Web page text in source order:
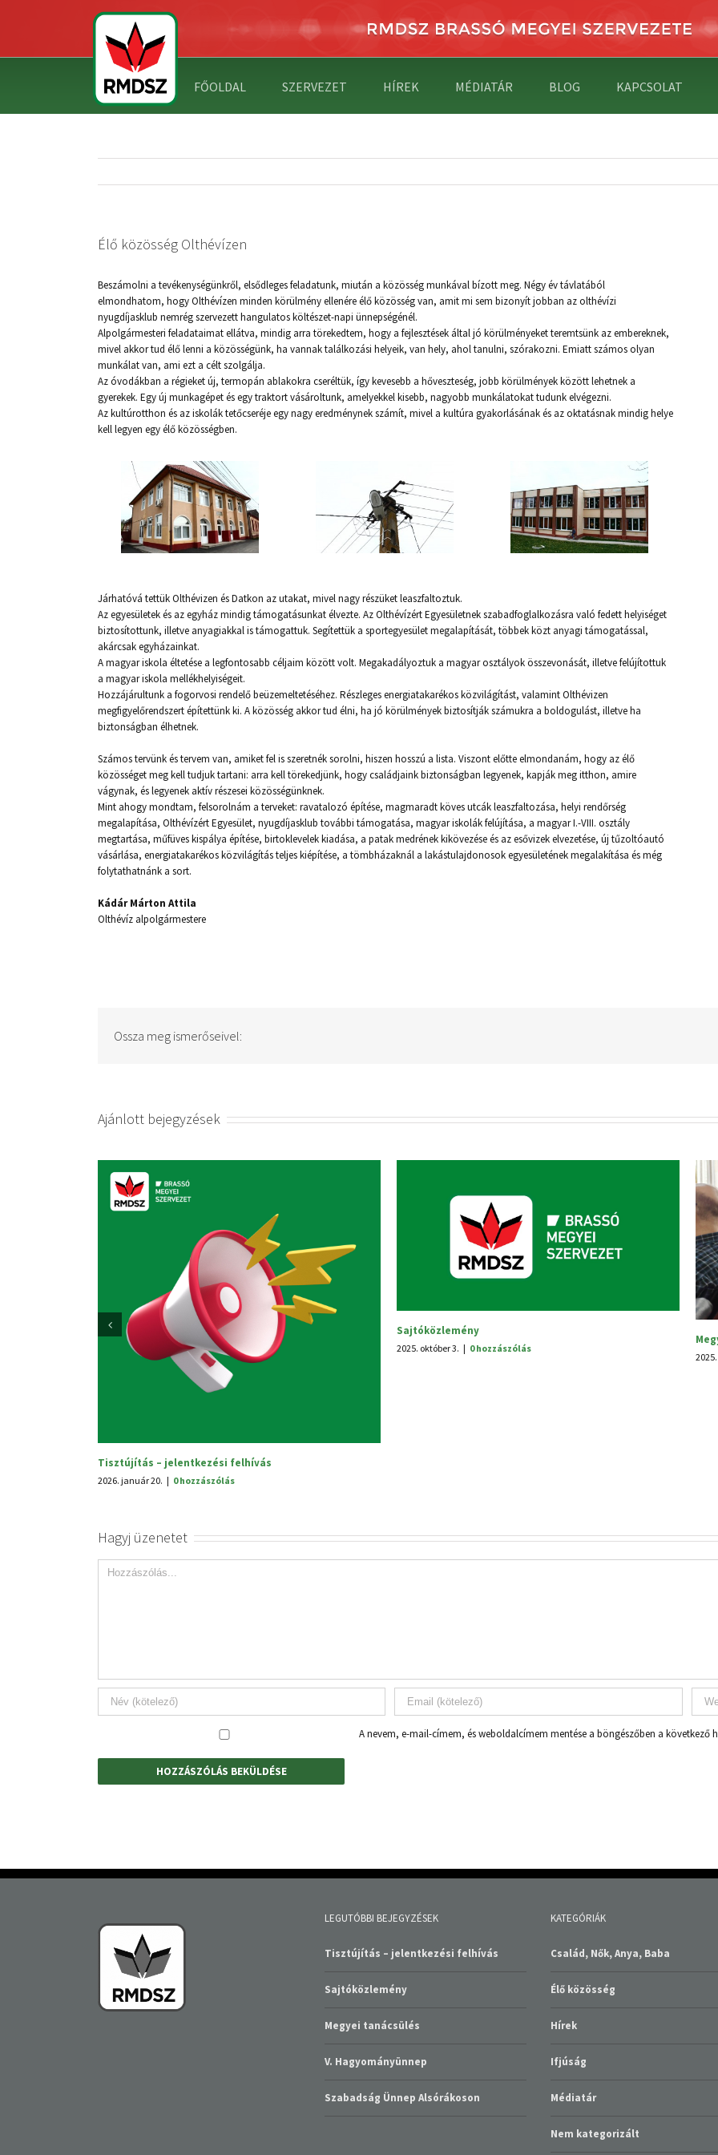
FŐOLDAL SZERVEZET HÍREK MÉDIATÁR BLOG KAPCSOLAT
Élő közösség Olthévízen
Beszámolni a tevékenységünkről, elsődleges feladatunk, miután a közösség munkával bízott meg. Négy év távlatából
elmondhatom, hogy Olthévízen minden körülmény ellenére élő közösség van, amit mi sem bizonyít jobban az olthévízi
nyugdíjasklub nemrég szervezett hangulatos költészet-napi ünnepségénél.
Alpolgármesteri feladataimat ellátva, mindig arra törekedtem, hogy a fejlesztések által jó körülményeket teremtsünk az embereknek,
mivel akkor tud élő lenni a közösségünk, ha vannak találkozási helyeik, van hely, ahol tanulni, szórakozni. Emiatt számos olyan
munkálat van, ami ezt a célt szolgálja.
Az óvodákban a régieket új, termopán ablakokra cseréltük, így kevesebb a hőveszteség, jobb körülmények között lehetnek a
gyerekek. Egy új munkagépet és egy traktort vásároltunk, amelyekkel kisebb, nagyobb munkálatokat tudunk elvégezni.
Az kultúrotthon és az iskolák tetőcseréje egy nagy eredménynek számít, mivel a kultúra gyakorlásának és az oktatásnak mindig helye
kell legyen egy élő közösségben.
Járhatóvá tettük Olthévizen és Datkon az utakat, mivel nagy részüket leaszfaltoztuk.
Az egyesületek és az egyház mindig támogatásunkat élvezte. Az Olthévízért Egyesületnek szabadfoglalkozásra való fedett helyiséget
biztosítottunk, illetve anyagiakkal is támogattuk. Segítettük a sportegyesület megalapítását, többek közt anyagi támogatással,
akárcsak egyházainkat.
A magyar iskola éltetése a legfontosabb céljaim között volt. Megakadályoztuk a magyar osztályok összevonását, illetve felújítottuk
a magyar iskola mellékhelyiségeit.
Hozzájárultunk a fogorvosi rendelő beüzemeltetéséhez. Részleges energiatakarékos közvilágítást, valamint Olthévizen
megfigyelőrendszert építettünk ki. A közösség akkor tud élni, ha jó körülmények biztosítják számukra a boldogulást, illetve ha
biztonságban élhetnek.
Számos tervünk és tervem van, amiket fel is szeretnék sorolni, hiszen hosszú a lista. Viszont előtte elmondanám, hogy az élő
közösséget meg kell tudjuk tartani: arra kell törekedjünk, hogy családjaink biztonságban legyenek, kapják meg itthon, amire
vágynak, és legyenek aktív részesei közösségünknek.
Mint ahogy mondtam, felsorolnám a terveket: ravatalozó építése, magmaradt köves utcák leaszfaltozása, helyi rendőrség
megalapítása, Olthévízért Egyesület, nyugdíjasklub további támogatása, magyar iskolák felújítása, a magyar I.-VIII. osztály
megtartása, műfüves kispálya építése, birtoklevelek kiadása, a patak medrének kikövezése és az esővizek elvezetése, új tűzoltóautó
vásárlása, energiatakarékos közvilágítás teljes kiépítése, a tömbházaknál a lakástulajdonosok egyesületének megalakítása és még
folytathatnánk a sort.
Kádár Márton Attila
Olthévíz alpolgármestere
Ossza meg ismerőseivel:
Ajánlott bejegyzések
Sajtóközlemény
2025. október 3. | 0 hozzászólás
Megyei tanácsülés
2025. június 30.
A nevem, e-mail-címem, és weboldalcímem mentése a böngészőben a következő
Tisztújítás – jelentkezési felhívás
Sajtóközlemény
Megyei tanácsülés
V. Hagyományünnep
Szabadság Ünnep Alsórákoson
Család, Nők, Anya, Baba
Élő közösség
Hírek
Ifjúság
Médiatár
Nem kategorizált
Szolgáltatások